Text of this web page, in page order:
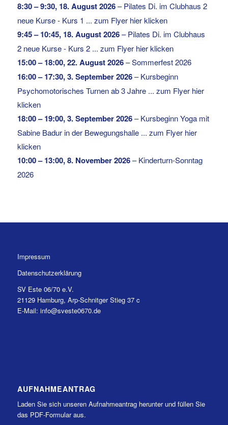
8:30– 9:30, 18. August 2026–Pilates Di. im Clubhaus 2
neue Kurse - Kurs 1 ... zum Flyer hier klicken
9:45– 10:45, 18. August 2026–Pilates Di. im Clubhaus
2 neue Kurse - Kurs 2 ... zum Flyer hier klicken
15:00– 18:00,22. August 2026–Sommerfest 2026
16:00– 17:30,3. September 2026–Kursbeginn
Psychomotorisches Turnen ab 3 Jahre ... zum Flyer hier
klicken
18:00– 19:00,3. September 2026–Kursbeginn Yoga mit
Sabine Badur in der Bewegungshalle ... zum Flyer hier
klicken
10:00– 13:00,8. November 2026–Kinderturn-Sonntag
2026
Impressum
Datenschutzerklärung
SV Este 06/70 e.V.
21129 Hamburg, Arp-Schnitger Stieg 37 c
E-Mail: info@sveste0670.de
AUFNAHMEANTRAG
Laden Sie sich unseren Aufnahmeantrag herunter und füllen Sie
das PDF-Formular aus.